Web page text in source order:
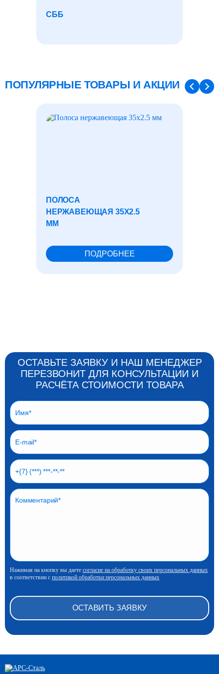
СББ
ПОПУЛЯРНЫЕ ТОВАРЫ И АКЦИИ
ПОЛОСА
НЕРЖАВЕЮЩАЯ 35X2.5
ММ
ПОДРОБНЕЕ
ОСТАВЬТЕ ЗАЯВКУ И НАШ МЕНЕДЖЕР
ПЕРЕЗВОНИТ ДЛЯ КОНСУЛЬТАЦИИ И
РАСЧЁТА СТОИМОСТИ ТОВАРА
Нажимая на кнопку вы даете согласие на обработку своих персональных данных
в соответствии с политикой обработки персональных данных